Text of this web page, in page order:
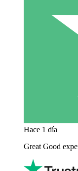
Hace 1 día
Great Good